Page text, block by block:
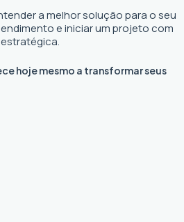
a melhor solução para o seu
e iniciar um projeto com
hoje mesmo a transformar seus